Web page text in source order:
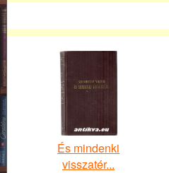
És mindenki
visszatér...